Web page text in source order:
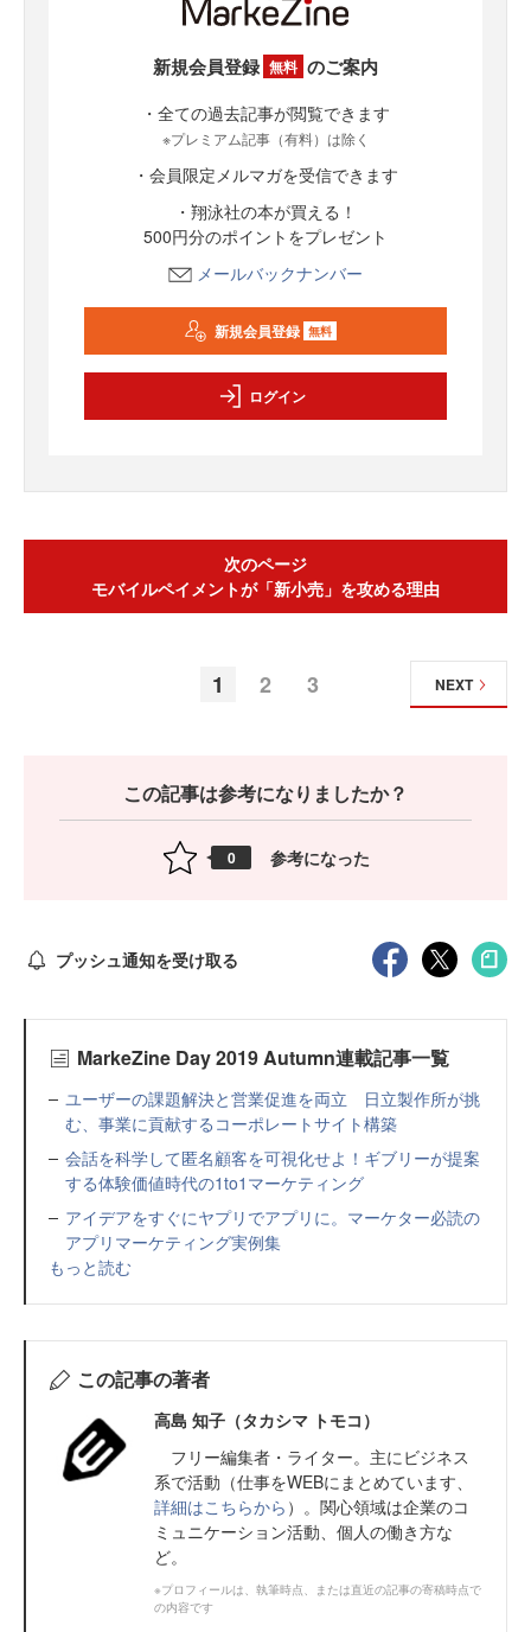
新規会員登録 無料 のご案内
・全ての過去記事が閲覧できます
※プレミアム記事（有料）は除く
・会員限定メルマガを受信できます
・翔泳社の本が買える！
500円分のポイントをプレゼント
メールバックナンバー
新規会員登録 無料
ログイン
次のページ
モバイルペイメントが「新小売」を攻める理由
1 2 3 NEXT
この記事は参考になりましたか？
0 参考になった
プッシュ通知を受け取る
MarkeZine Day 2019 Autumn連載記事一覧
ユーザーの課題解決と営業促進を両立 日立製作所が挑
む、事業に貢献するコーポレートサイト構築
会話を科学して匿名顧客を可視化せよ！ギブリーが提案
する体験価値時代の1to1マーケティング
アイデアをすぐにヤプリでアプリに。マーケター必読の
アプリマーケティング実例集
もっと読む
この記事の著者
高島 知子（タカシマ トモコ）
フリー編集者・ライター。主にビジネス
系で活動（仕事をWEBにまとめています、
詳細はこちらから ）。関心領域は企業のコ
ミュニケーション活動、個人の働き方な
ど。
※プロフィールは、執筆時点、または直近の記事の寄稿時点で
の内容です